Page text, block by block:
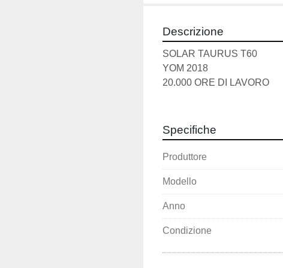
Descrizione
SOLAR TAURUS T60
YOM 2018
20.000 ORE DI LAVORO
Specifiche
Produttore
Modello
Anno
Condizione